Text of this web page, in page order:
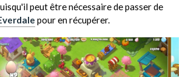
peut être nécessaire de passer de
pour en récupérer.